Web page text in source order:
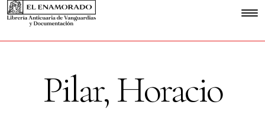
Pilar, Horacio